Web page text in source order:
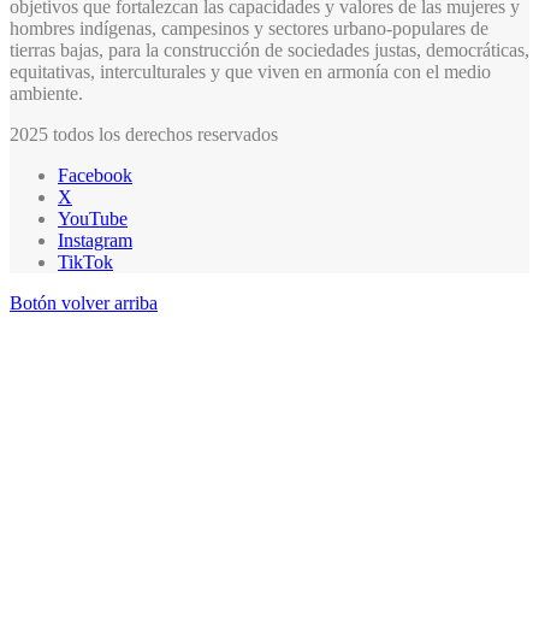
objetivos que fortalezcan las capacidades y valores de las mujeres y
hombres indígenas, campesinos y sectores urbano-populares de
tierras bajas, para la construcción de sociedades justas, democráticas,
equitativas, interculturales y que viven en armonía con el medio
ambiente.
2025 todos los derechos reservados
Facebook
X
YouTube
Instagram
TikTok
Botón volver arriba